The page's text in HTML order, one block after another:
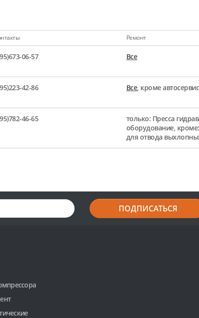
Ремонт
06-57 Все
42-86 Все, кроме
46-65
только: Пресса
оборудование,
для отвода
ПОДПИСАТЬСЯ